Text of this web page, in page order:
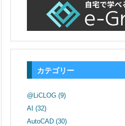
カテゴリー
@LiCLOG (9)
AI (32)
AutoCAD (30)